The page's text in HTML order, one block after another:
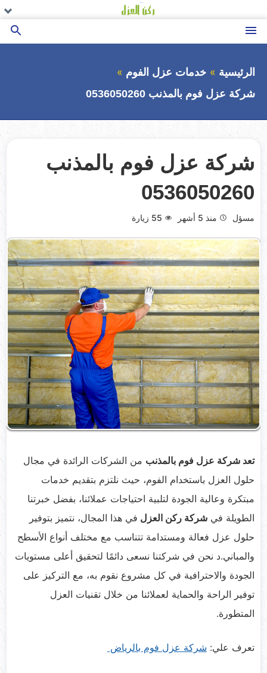
إلى
القائمة
بحث
الرئيسية
خدمات عزل الفوم
شركة عزل فوم بالمذنب 0536050260
شركة عزل فوم بالمذنب
0536050260
مسؤل منذ 5 أشهر 55 زيارة
تعد شركة عزل فوم بالمذنب من الشركات الرائدة في مجال
حلول العزل باستخدام الفوم، حيث نلتزم بتقديم خدمات
مبتكرة وعالية الجودة لتلبية احتياجات عملائنا، بفضل خبرتنا
الطويلة في شركة ركن العزل في هذا المجال، نتميز بتوفير
حلول عزل فعالة ومستدامة تتناسب مع مختلف أنواع الأسطح
والمباني.د نحن في شركتنا نسعى دائمًا لتحقيق أعلى مستويات
الجودة والاحترافية في كل مشروع نقوم به، مع التركيز على
توفير الراحة والحماية لعملائنا من خلال تقنيات العزل
المتطورة.
تعرف علي: شركة عزل فوم بالرياض